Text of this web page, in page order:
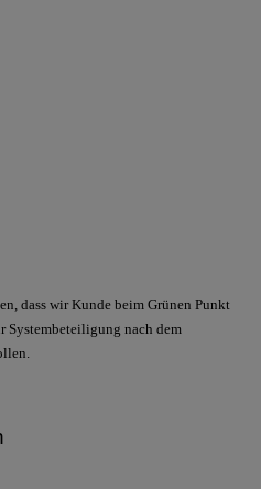
dass wir Kunde beim Grünen Punkt
Systembeteiligung nach dem